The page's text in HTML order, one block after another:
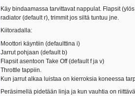
Käy bindaamassa tarvittavat nappulat. Flapsit
radiator (default r), trimmit jos siltä tuntuu jne.
Kiitoradalla:
Moottori käyntiin (defaulttina i)
Jarrut pohjaan (default b)
Flapsit asentoon Take Off (default f ja v)
Throttle tappiin.
Kun jarrut alkaa luistaa on kierroksia koneessa
Peräsimellä pidetään linja ja kun vauhtia on